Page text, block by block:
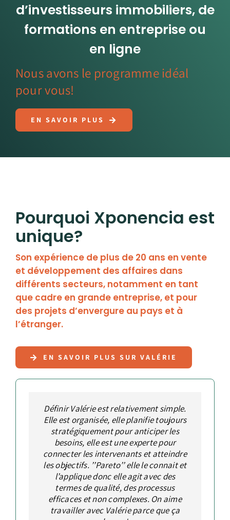
d’investisseurs immobiliers, de
formations en entreprise ou
en ligne
Nous avons le programme idéal
pour vous!
EN SAVOIR PLUS
Pourquoi Xponencia est
unique?
Son expérience de plus de 20 ans en vente
et développement des affaires dans
différents secteurs, notamment en tant
que cadre en grande entreprise, et pour
des projets d’envergure au pays et à
l’étranger.
EN SAVOIR PLUS SUR VALÉRIE
Définir Valérie est relativement simple.
Elle est organisée, elle planifie toujours
stratégiquement pour anticiper les
besoins, elle est une experte pour
connecter les intervenants et atteindre
les objectifs. ’’Pareto’’ elle le connait et
l’applique donc elle agit avec des
termes de qualité, des processus
efficaces et non complexes. On aime
travailler avec Valérie parce que ça
Valérie est l’une des rares
professionnelles avec qui j’ai la chance
de collaborer qui a vraiment le sens du
développement des affaires. Non
seulement ses atouts en ventes et souci
pour ses clients sont incontestables en
observant ses résultats, mais elle
comprend aussi l’importance de
confirmer la capacité opérationnelle de
l’organisation avant de s’engager avec
L’une des plus grandes forces de Valérie
est non seulement sa capacité de
penser stratégiquement, mais
également de transformer le tout en
actions concrètes et efficaces. Elle a
été un atout inestimable dans tous les
projets auxquels nous avons eu la
chance de collaborer.
Valérie est une personne dynamique,
autonome et qui respecte ses
engagements. Un vent de fraîcheur en
vente et développement des affaires
dans les moments les plus difficiles.
Stéphane
Houle
,VICE-PRÉSIDENT, SNC
LAVALIN